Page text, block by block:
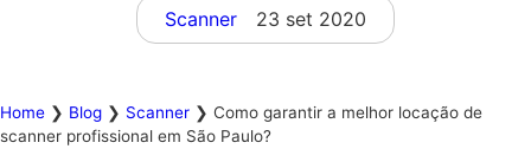
Scanner 23 set 2020
Home ❯ Blog ❯ Scanner ❯ Como garantir a melhor locação de
scanner profissional em São Paulo?